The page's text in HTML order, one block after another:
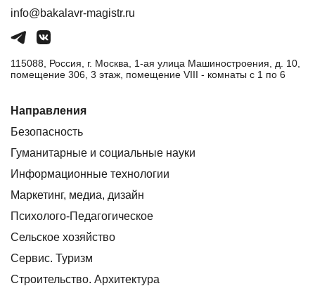
info@bakalavr-magistr.ru
115088, Россия, г. Москва, 1-ая улица Машиностроения, д. 10,
помещение 306, 3 этаж, помещение VIII - комнаты с 1 по 6
Направления
Безопасность
Гуманитарные и социальные науки
Информационные технологии
Маркетинг, медиа, дизайн
Психолого-Педагогическое
Сельское хозяйство
Сервис. Туризм
Строительство. Архитектура